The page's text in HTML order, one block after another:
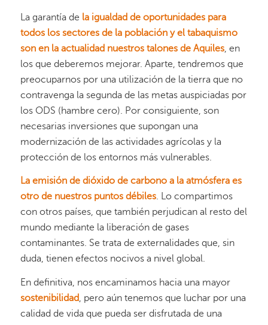
La garantía de la igualdad de oportunidades para
todos los sectores de la población y el tabaquismo
son en la actualidad nuestros talones de Aquiles, en
los que deberemos mejorar. Aparte, tendremos que
preocuparnos por una utilización de la tierra que no
contravenga la segunda de las metas auspiciadas por
los ODS (hambre cero). Por consiguiente, son
necesarias inversiones que supongan una
modernización de las actividades agrícolas y la
protección de los entornos más vulnerables.
La emisión de dióxido de carbono a la atmósfera es
otro de nuestros puntos débiles. Lo compartimos
con otros países, que también perjudican al resto del
mundo mediante la liberación de gases
contaminantes. Se trata de externalidades que, sin
duda, tienen efectos nocivos a nivel global.
En definitiva, nos encaminamos hacia una mayor
sostenibilidad, pero aún tenemos que luchar por una
calidad de vida que pueda ser disfrutada de una